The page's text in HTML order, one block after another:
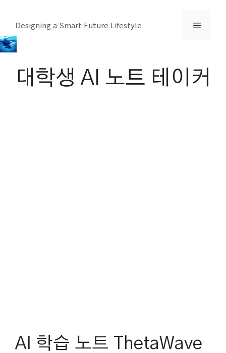
츠
로
Designing a Smart Future Lifestyle 메
대학생 AI 노트 테이커
AI 학습 노트 ThetaWave